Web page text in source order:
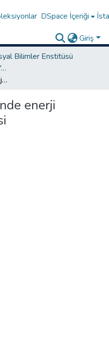
DSpace İçeriği
Giriş
Bilimler Enstitüsü
Sosyal Bilimler Enstitüsü-Yüksek Lisans Tezleri
Türkiye ekonomisinde enerji bağımlılığı ve etkisi
enerji